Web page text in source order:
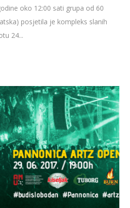
oko 12:00 sati grupa od 60
posjetila je kompleks slanih
24...